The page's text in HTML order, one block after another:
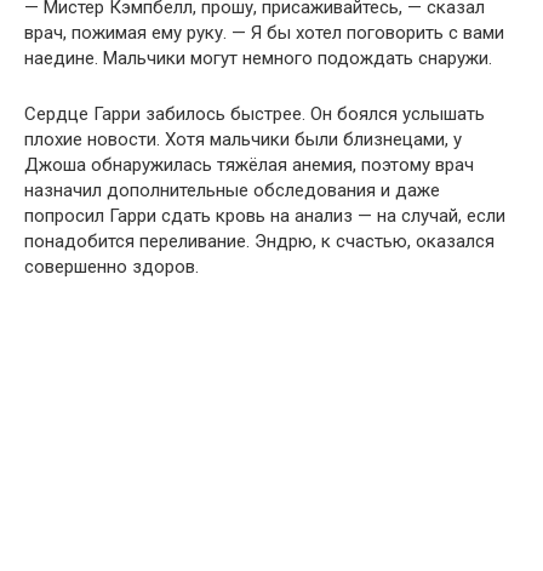
— Мистер Кэмпбелл, прошу, присаживайтесь, — сказал
врач, пожимая ему руку. — Я бы хотел поговорить с вами
наедине. Мальчики могут немного подождать снаружи.
Сердце Гарри забилось быстрее. Он боялся услышать
плохие новости. Хотя мальчики были близнецами, у
Джоша обнаружилась тяжёлая анемия, поэтому врач
назначил дополнительные обследования и даже
попросил Гарри сдать кровь на анализ — на случай, если
понадобится переливание. Эндрю, к счастью, оказался
совершенно здоров.